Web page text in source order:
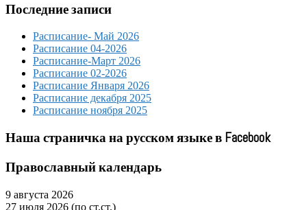
Последние записи
Расписание- Май 2026
Расписание 04-2026
Расписание-Март 2026
Расписание 02-2026
Расписание Января 2026
Расписание декабря 2025
Расписание ноября 2025
Наша страничка на русском языке в Facebook
Православный календарь
9 августа 2026
27 июля 2026 (по ст.ст.)